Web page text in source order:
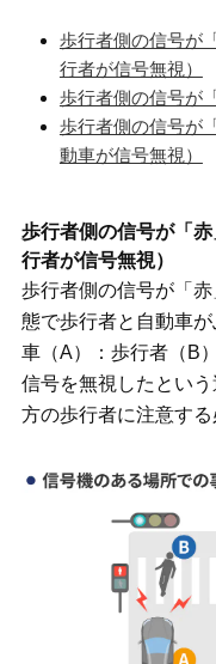
歩行者側の信号が
行者が信号無視）
歩行者側の信号が
歩行者側の信号が
動車が信号無視）
歩行者側の信号が「
行者が信号無視）
歩行者側の信号が「
態で歩行者と自動車
車（A）：歩行者（B
信号を無視したとい
方の歩行者に注意する